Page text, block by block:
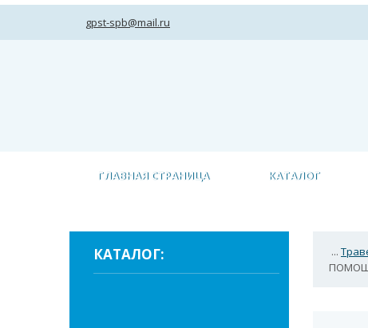
gpst-spb@mail.ru
ГЛАВНАЯ СТРАНИЦА КАТАЛОГ
КАТАЛОГ: ...